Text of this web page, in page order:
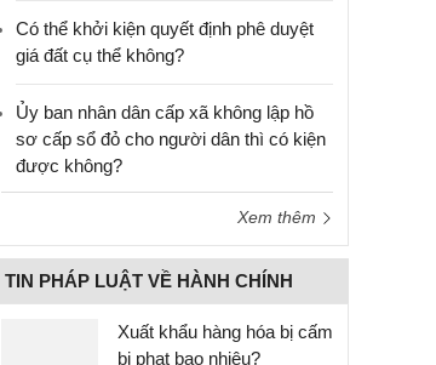
Có thể khởi kiện quyết định phê duyệt
giá đất cụ thể không?
Ủy ban nhân dân cấp xã không lập hồ
sơ cấp sổ đỏ cho người dân thì có kiện
được không?
Xem thêm
TIN PHÁP LUẬT VỀ HÀNH CHÍNH
Xuất khẩu hàng hóa bị cấm
bị phạt bao nhiêu?